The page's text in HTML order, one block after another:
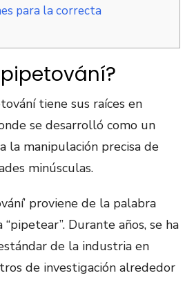
para la correcta
tiene sus raíces en
se desarrolló como un
la manipulación precisa de
minúsculas.
proviene de la palabra
Durante años, se ha
de la industria en
de investigación alrededor